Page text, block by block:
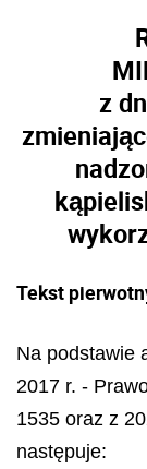
z
Tekst
Na podstawie
2017 r. -
1535 oraz z
następuje: